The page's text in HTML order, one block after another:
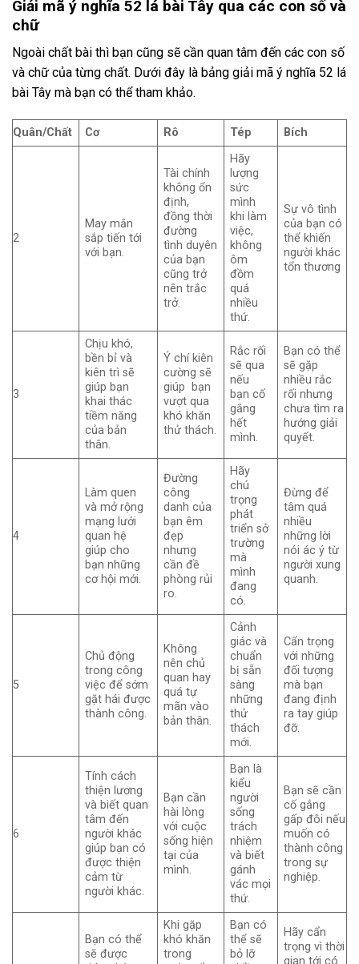
Giải mã ý nghĩa 52 lá bài Tây qua các con số và
chữ
Ngoài chất bài thì bạn cũng sẽ cần quan tâm đến các con số
và chữ của từng chất. Dưới đây là bảng giải mã ý nghĩa 52 lá
bài Tây mà bạn có thể tham khảo.
Quân/Chất Cơ Rô Tép Bích
2
May mắn
sắp tiến tới
với bạn.
Tài chính
không ổn
định,
đồng thời
đường
tình duyên
của bạn
cũng trở
nên trắc
trở.
Hãy
lượng
sức
mình
khi làm
việc,
không
ôm
đồm
quá
nhiều
thứ.
Sự vô tình
của bạn có
thể khiến
người khác
tổn thương
3
Chịu khó,
bền bỉ và
kiên trì sẽ
giúp bạn
khai thác
tiềm năng
của bản
thân.
Ý chí kiên
cường sẽ
giúp bạn
vượt qua
khó khăn
thử thách.
Rắc rối
sẽ qua
nếu
bạn cố
gắng
hết
mình.
Bạn có thể
sẽ gặp
nhiều rắc
rối nhưng
chưa tìm ra
hướng giải
quyết.
4
Làm quen
và mở rộng
mạng lưới
quan hệ
giúp cho
bạn những
cơ hội mới.
Đường
công
danh của
bạn êm
đẹp
nhưng
cần đề
phòng rủi
ro.
Hãy
chú
trọng
phát
triển sở
trường
mà
mình
đang
có.
Đừng để
tâm quá
nhiều
những lời
nói ác ý từ
người xung
quanh.
5
Chủ động
trong công
việc để sớm
gặt hái được
thành công.
Không
nên chủ
quan hay
quá tự
mãn vào
bản thân.
Cảnh
giác và
chuẩn
bị sẵn
sàng
những
thử
thách
mới.
Cẩn trọng
với những
đối tượng
mà bạn
đang định
ra tay giúp
đỡ.
6
Tính cách
thiện lương
và biết quan
tâm đến
người khác
giúp bạn có
được thiện
cảm từ
người khác.
Bạn cần
hài lòng
với cuộc
sống hiện
tại của
mình.
Bạn là
kiểu
người
sống
trách
nhiệm
và biết
gánh
vác mọi
thứ.
Bạn sẽ cần
cố gắng
gấp đôi nếu
muốn có
thành công
trong sự
nghiệp.
Bạn có thể
sẽ được
Khi gặp
khó khăn
trong
Bạn có
thể sẽ
bỏ lỡ
Hãy cẩn
trọng vì thời